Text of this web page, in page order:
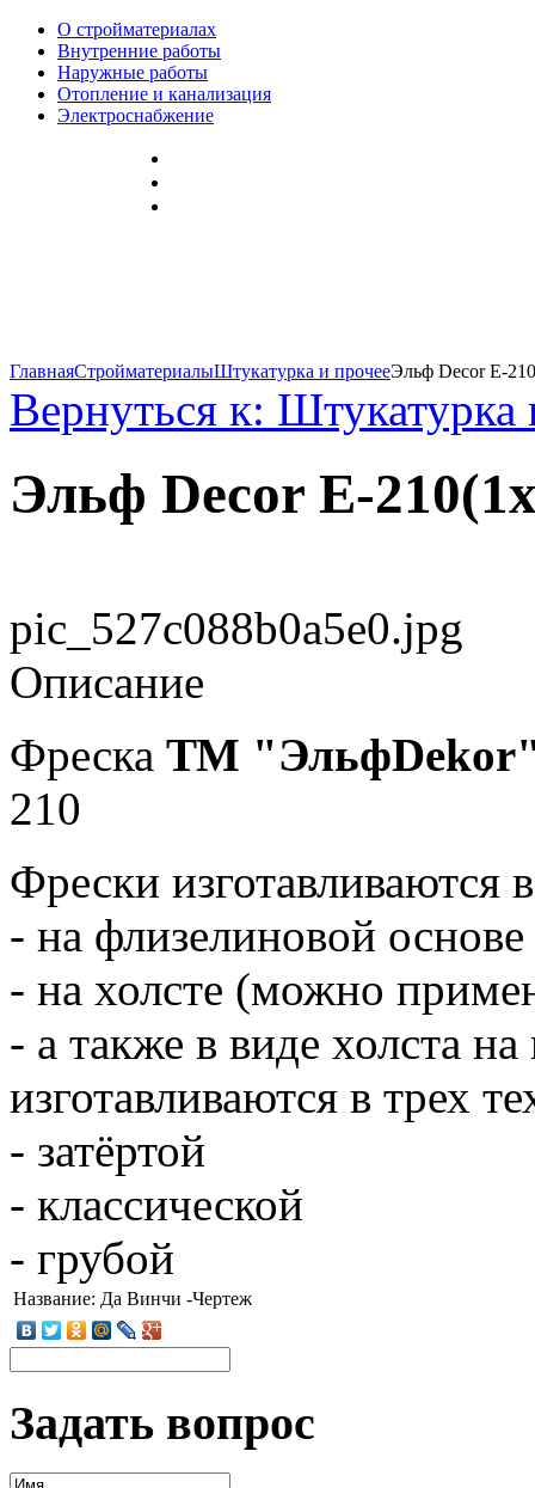
О стройматериалах
Внутренние работы
Наружные работы
Отопление и канализация
Электроснабжение
ГлавнаяСтройматериалыШтукатурка и прочееЭльф Decor E-
Вернуться к: Штукатурка
Эльф Decor E-
pic_527c088b0a5e0.jpg
Описание
Фреска ТМ
210
Фрески изготавливаются
- на флизелиновой основе
- на холсте (можно
- а также в виде холста
изготавливаются в трех
- затёртой
- классической
- грубой
Название: Да Винчи -Чертеж
Задать вопрос